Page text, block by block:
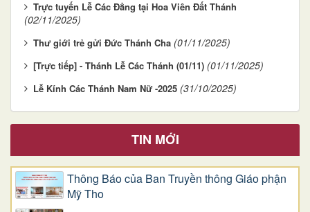
Trực tuyến Lễ Các Đẳng tại Hoa Viên Đất Thánh
(02/11/2025)
Thư giới trẻ gửi Đức Thánh Cha (01/11/2025)
[Trực tiếp] - Thánh Lễ Các Thánh (01/11) (01/11/2025)
Lễ Kính Các Thánh Nam Nữ -2025 (31/10/2025)
TIN MỚI
Thông Báo của Ban Truyền thông Giáo phận
Mỹ Tho